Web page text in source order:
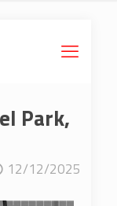
Park,
12/12/2025